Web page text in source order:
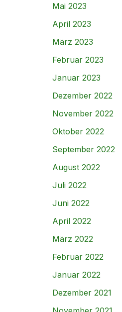
Mai 2023
April 2023
März 2023
Februar 2023
Januar 2023
Dezember 2022
November 2022
Oktober 2022
September 2022
August 2022
Juli 2022
Juni 2022
April 2022
März 2022
Februar 2022
Januar 2022
Dezember 2021